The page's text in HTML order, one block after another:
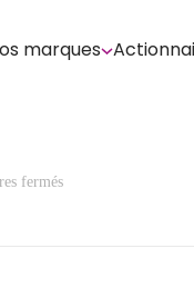
marques
ferméssur